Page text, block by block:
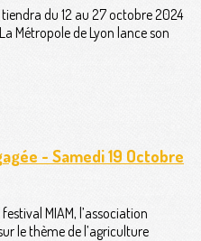
du 12 au 27 octobre 2024
Métropole de Lyon lance son
- Samedi 19 Octobre
MIAM, l’association
le thème de l’agriculture